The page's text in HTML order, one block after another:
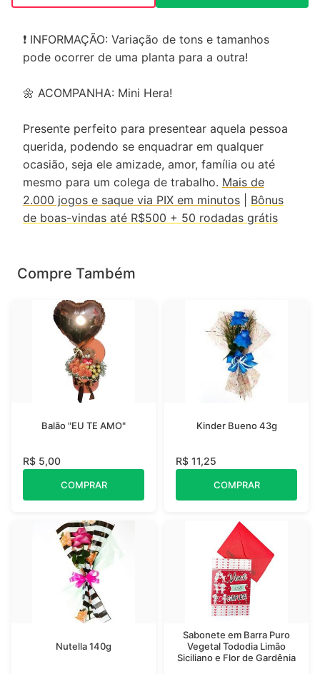
❗ INFORMAÇÃO: Variação de tons e tamanhos
pode ocorrer de uma planta para a outra!
🌼 ACOMPANHA: Mini Hera!
Presente perfeito para presentear aquela pessoa
querida, podendo se enquadrar em qualquer
ocasião, seja ele amizade, amor, família ou até
mesmo para um colega de trabalho. Mais de
2.000 jogos e saque via PIX em minutos
Bônus
de boas-vindas até R$500 + 50 rodadas grátis
Compre Também
Balão "EU TE AMO"
R$ 5,00
COMPRAR
Kinder Bueno 43g
R$ 11,25
COMPRAR
Nutella 140g
Sabonete em Barra Puro
Vegetal Tododia Limão
Siciliano e Flor de Gardênia